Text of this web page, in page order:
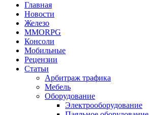
Главная
Новости
Железо
MMORPG
Консоли
Мобильные
Рецензии
Статьи
Арбитраж трафика
Мебель
Оборудование
Электрооборудование